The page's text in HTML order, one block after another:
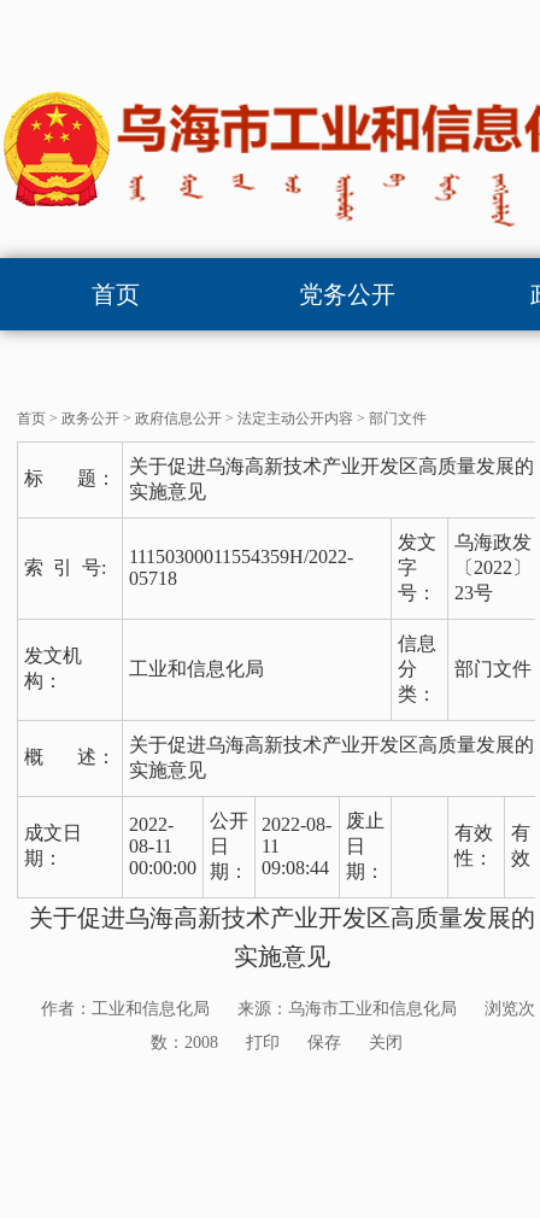
首页 党务公开
首页 >政务公开 >政府信息公开 >法定主动公开内容 >部门文件
标 题：
关于促进乌海高新技术产业开发区高质量发展的
实施意见
索 引 号:
11150300011554359H/2022-
05718
发文
字
号：
乌海政发
〔2022〕
23号
发文机
构：
工业和信息化局
信息
分
类：
部门文件
概 述：
关于促进乌海高新技术产业开发区高质量发展的
实施意见
成文日
期：
2022-
08-11
00:00:00
公开
日
期：
2022-08-
11
09:08:44
废止
日
期：
有效
性：
有
效
关于促进乌海高新技术产业开发区高质量发展的
实施意见
作者：工业和信息化局 来源：乌海市工业和信息化局
浏览次
数： 2008 打印 保存 关闭